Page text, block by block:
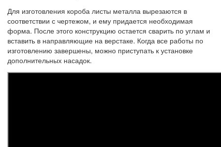
Для изготовления короба листы металла вырезаются в
соответствии с чертежом, и ему придается необходимая
форма. После этого конструкцию остается сварить по углам и
вставить в направляющие на верстаке. Когда все работы по
изготовлению завершены, можно приступать к установке
дополнительных насадок.